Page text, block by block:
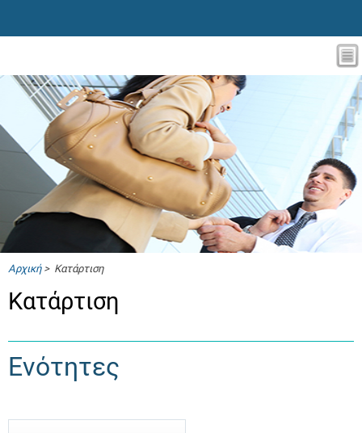
Αρχική> Κατάρτιση
Κατάρτιση
Ενότητες